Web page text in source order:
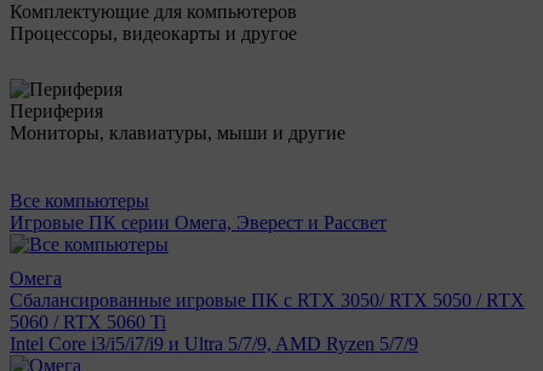
Комплектующие для компьютеров
Процессоры, видеокарты и другое
Периферия
Мониторы, клавиатуры, мыши и другие
Все компьютеры
Игровые ПК серии Омега, Эверест и Рассвет
Омега
Сбалансированные игровые ПК с RTX 3050/ RTX 5050 / RTX
5060 / RTX 5060 Ti
Intel Core i3/i5/i7/i9 и Ultra 5/7/9, AMD Ryzen 5/7/9